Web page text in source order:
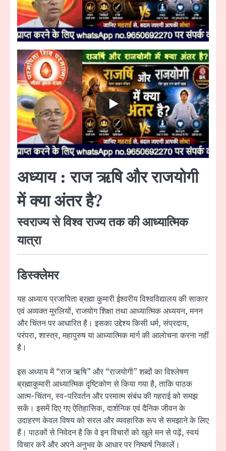
अध्याय : राज ऋषि और राजयोगी
में क्या अंतर है?
स्वराज्य से विश्व राज्य तक की आध्यात्मिक
यात्रा
डिस्क्लेमर
यह अध्याय प्रजापिता ब्रह्मा कुमारी ईश्वरीय विश्वविद्यालय की साकार
एवं अव्यक्त मुरलियों, राजयोग शिक्षा तथा आध्यात्मिक अध्ययन, मनन
और चिंतन पर आधारित है। इसका उद्देश्य किसी धर्म, संप्रदाय,
परंपरा, शास्त्र, महापुरुष या आध्यात्मिक मार्ग की आलोचना करना नहीं
है।
इस अध्याय में “राज ऋषि” और “राजयोगी” शब्दों का विश्लेषण
ब्रह्माकुमारी आध्यात्मिक दृष्टिकोण से किया गया है, ताकि पाठक
आत्म-चिंतन, स्व-परिवर्तन और परमात्म संबंध की गहराई को समझ
सकें। इसमें दिए गए ऐतिहासिक, दार्शनिक एवं दैनिक जीवन के
उदाहरण केवल विषय को सरल और व्यवहारिक रूप से समझाने के लिए
हैं। पाठकों से निवेदन है कि वे इन विचारों को खुले मन से पढ़ें, स्वयं
विचार करें और अपने अनुभव के आधार पर निष्कर्ष निकालें।